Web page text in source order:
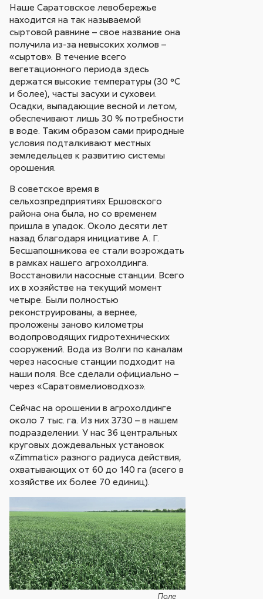
Наше Саратовское левобережье
находится на так называемой
сыртовой равнине – свое название она
получила из-за невысоких холмов –
«сыртов». В течение всего
вегетационного периода здесь
держатся высокие температуры (30 °С
и более), часты засухи и суховеи.
Осадки, выпадающие весной и летом,
обеспечивают лишь 30 % потребности
в воде. Таким образом сами природные
условия подталкивают местных
земледельцев к развитию системы
орошения.
В советское время в
сельхозпредприятиях Ершовского
района она была, но со временем
пришла в упадок. Около десяти лет
назад благодаря инициативе А. Г.
Бесшапошникова ее стали возрождать
в рамках нашего агрохолдинга.
Восстановили насосные станции. Всего
их в хозяйстве на текущий момент
четыре. Были полностью
реконструированы, а вернее,
проложены заново километры
водопроводящих гидротехнических
сооружений. Вода из Волги по каналам
через насосные станции подходит на
наши поля. Все сделали официально –
через «Саратовмелиоводхоз».
Сейчас на орошении в агрохолдинге
около 7 тыс. га. Из них 3730 – в нашем
подразделении. У нас 36 центральных
круговых дождевальных установок
«Zimmatiс» разного радиуса действия,
охватывающих от 60 до 140 га (всего в
хозяйстве их более 70 единиц).
Поле